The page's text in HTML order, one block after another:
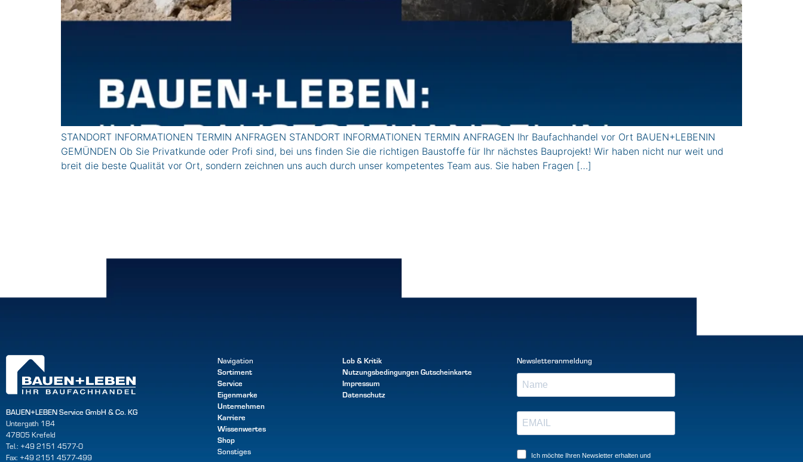
STANDORT INFORMATIONEN TERMIN ANFRAGEN STANDORT INFORMATIONEN TERMIN ANFRAGEN Ihr Baufachhandel vor Ort BAUEN+LEBENIN
GEMÜNDEN Ob Sie Privatkunde oder Profi sind, bei uns finden Sie die richtigen Baustoffe für Ihr nächstes Bauprojekt! Wir haben nicht nur weit und
breit die beste Qualität vor Ort, sondern zeichnen uns auch durch unser kompetentes Team aus. Sie haben Fragen […]
BAUEN+LEBEN Service GmbH & Co. KG
Untergath 184
47805 Krefeld
Tel.: +49 2151 4577-0
Fax: +49 2151 4577-499
Navigation
Sortiment
Service
Eigenmarke
Unternehmen
Karriere
Wissenwertes
Shop
Sonstiges
Lob & Kritik
NutzungsbedingungenGutscheinkarte
Impressum
Datenschutz
Newsletteranmeldung
Ich möchte Ihren Newsletter erhalten und